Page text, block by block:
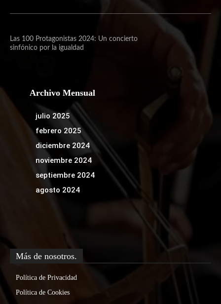
Las 100 Protagonistas 2024: Un concierto
sinfónico por la igualdad
Archivo Mensual
julio 2025
febrero 2025
diciembre 2024
noviembre 2024
septiembre 2024
agosto 2024
Más de nosotros.
Política de Privacidad
Política de Cookies